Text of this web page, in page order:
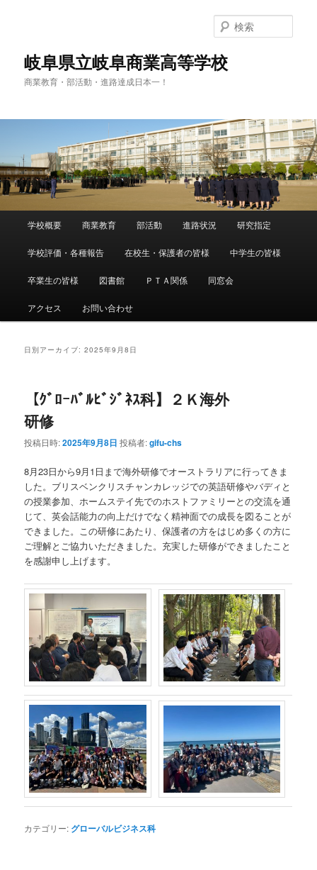
岐阜県立岐阜商業高等学校
商業教育・部活動・進路達成日本一！
索
メ
イ
ン
コ
ン
ン
ツ
へ
移
動
サ
ブ
コ
ン
テ
ツ
へ
移
動
学校概要 商業教育 部活動 進路状況 研究指定
学校評価・各種報告 在校生・保護者の皆様 中学生の皆様
卒業生の皆様 図書館 ＰＴＡ関係 同窓会
アクセス お問い合わせ
日別アーカイブ:2025年9月8日
【ｸﾞﾛｰﾊﾞﾙﾋﾞｼﾞﾈｽ科】２Ｋ海外
研修
投稿日時:2025年9月8日 投稿者:gifu-chs
8月23日から9月1日まで海外研修でオーストラリアに行ってきま
した。ブリスベンクリスチャンカレッジでの英語研修やバディと
の授業参加、ホームステイ先でのホストファミリーとの交流を通
じて、英会話能力の向上だけでなく精神面での成長を図ることが
できました。この研修にあたり、保護者の方をはじめ多くの方に
ご理解とご協力いただきました。充実した研修ができましたこと
を感謝申し上げます。
カテゴリー: グローバルビジネス科